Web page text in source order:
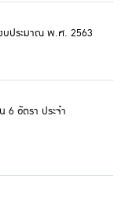
บประมาณ พ.ศ. 2563
6 อัตรา ประจำ